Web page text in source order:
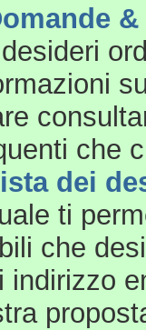
che
dei
ti
che
indirizzo